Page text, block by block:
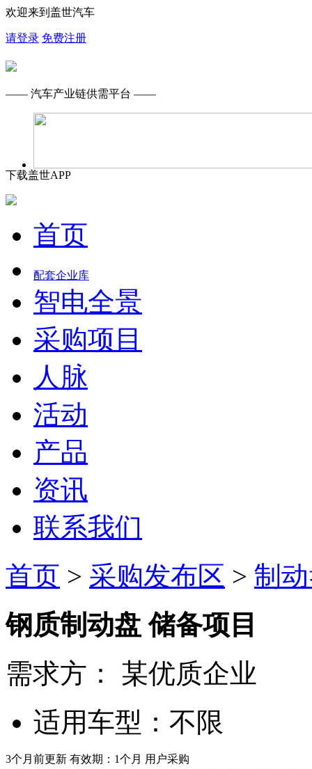
欢迎来到盖世汽车
请登录 免费注册
—— 汽车产业链供需平台 ——
下载盖世APP
首页
配套企业库
智电全景
采购项目
人脉
活动
产品
资讯
联系我们
首页 > 采购发布区 > 制
钢质制动盘 储备项目
需求方：
某优质企业
适用车型： 不限
3个月前更新 有效期：1个月 用户采购